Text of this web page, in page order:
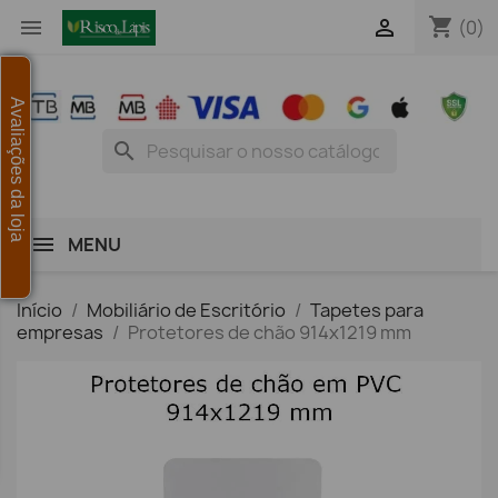
 shopping_cart (0)

search
MENU
Início Mobiliário de Escritório
Tapetes para
empresas
Protetores de chão 914x1219 mm
Avaliações da loja